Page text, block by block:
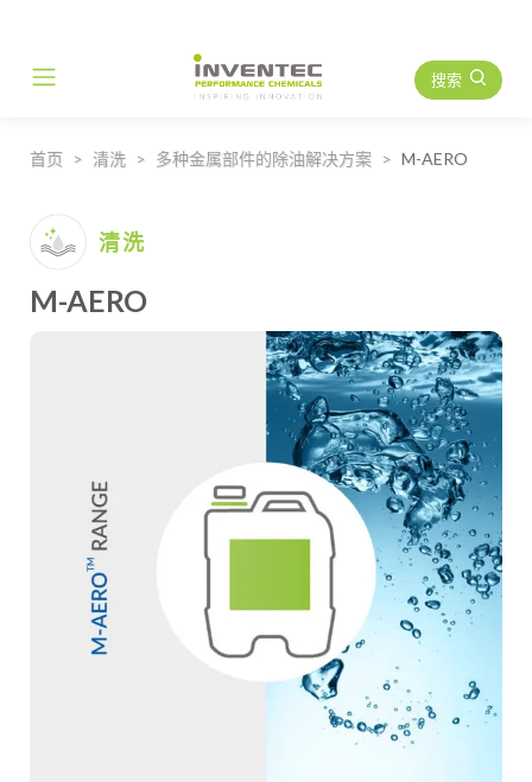
Main Navigation 搜索
首页 清洗 多种金属部件的除油解决方案 M-AERO
清洗
M-AERO